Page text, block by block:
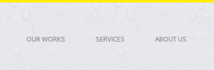
OUR WORKS SERVICES ABOUT US